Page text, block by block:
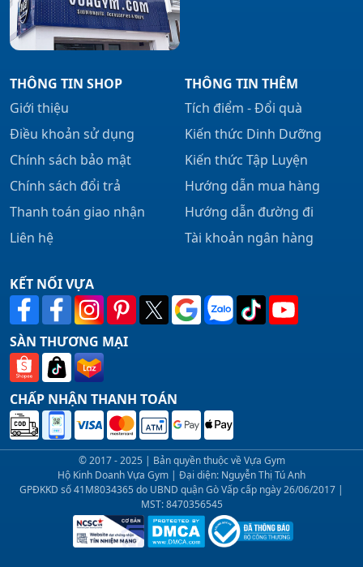
THÔNG TIN SHOP
Giới thiệu
Điều khoản sử dụng
Chính sách bảo mật
Chính sách đổi trả
Thanh toán giao nhận
Liên hệ
THÔNG TIN THÊM
Tích điểm - Đổi quà
Kiến thức Dinh Dưỡng
Kiến thức Tập Luyện
Hướng dẫn mua hàng
Hướng dẫn đường đi
Tài khoản ngân hàng
KẾT NỐI VỰA
SÀN THƯƠNG MẠI
CHẤP NHẬN THANH TOÁN
© 2017 - 2025 | Bản quyền thuộc về Vựa Gym
Hộ Kinh Doanh Vựa Gym | Đại diện: Nguyễn Thị Tú Anh
GPĐKKD số 41M8034365 do UBND quận Gò Vấp cấp ngày 26/06/2017 |
MST: 8470356545